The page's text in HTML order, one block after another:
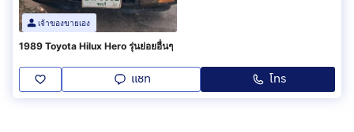
เจ้าของขายเอง
1989 Toyota Hilux Hero รุ่นย่อยอื่นๆ
แชท โทร